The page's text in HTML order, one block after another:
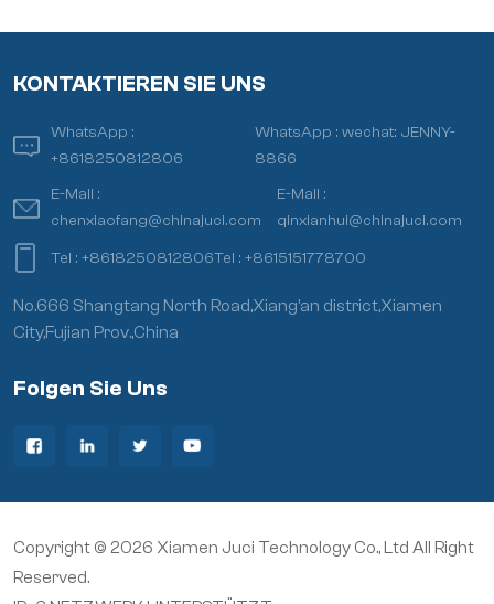
KONTAKTIEREN SIE UNS
WhatsApp :
+8618250812806
WhatsApp :wechat: JENNY-
8866
E-Mail :
chenxiaofang@chinajuci.com
E-Mail :
qinxianhui@chinajuci.com
Tel :+8618250812806Tel :+8615151778700
No.666 Shangtang North Road,Xiang’an district,Xiamen
City,Fujian Prov.,China
Folgen Sie Uns
Copyright © 2026 Xiamen Juci Technology Co., Ltd All Right
Reserved.